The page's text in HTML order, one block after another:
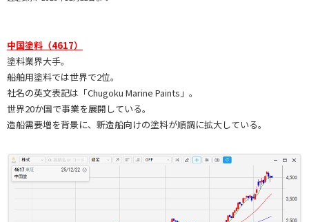
中国塗料（4617）
塗料業界大手。
船舶用塗料では世界で2位。
社名の英文表記は「Chugoku Marine Paints」。
世界20か国で事業を展開している。
造船需要増を背景に、新造船向けの塗料が順調に拡大している。